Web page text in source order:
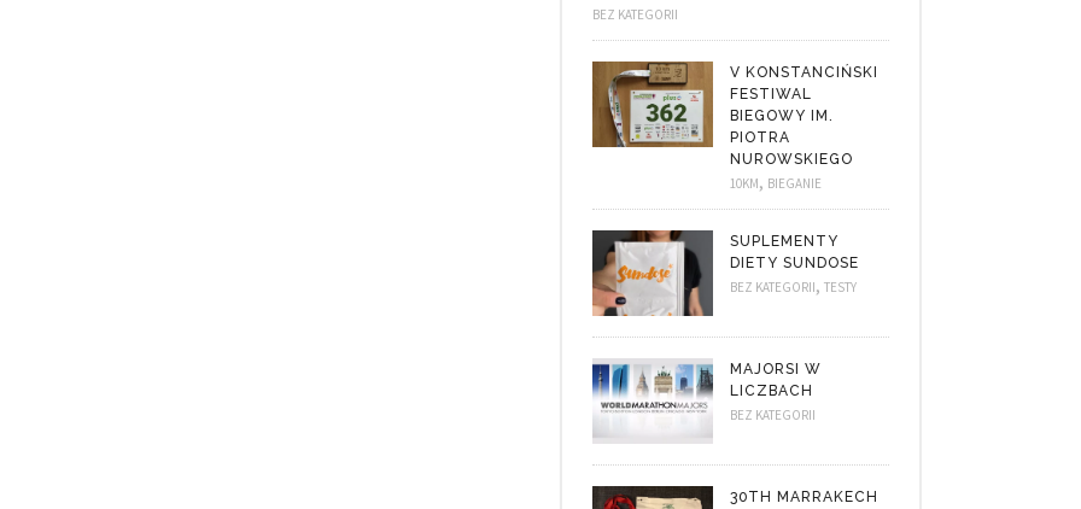
BEZ KATEGORII
V KONSTANCIŃSKI
FESTIWAL
BIEGOWY IM.
PIOTRA
NUROWSKIEGO
10KM, BIEGANIE
SUPLEMENTY
DIETY SUNDOSE
BEZ KATEGORII, TESTY
MAJORSI W
LICZBACH
BEZ KATEGORII
30TH MARRAKECH